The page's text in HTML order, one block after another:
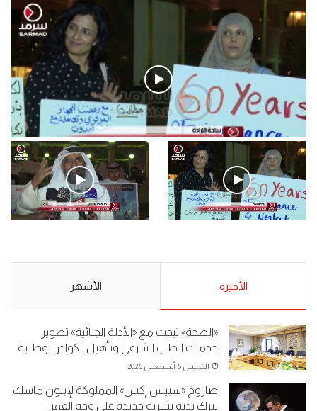
فيديو
.وقفة احتجاجية رمزية لـ”#البدون” في ساحة الإرادة 4-5-2019.
الأحد 5 مايو 2019
5-2019.
نبيع مخدرات يعني ولا خمر؟!.
الأخيرة الأشهر
«الصحة» تبحث مع «الأدلة الجنائية» تطوير
خدمات الطب الشرعي وتأهيل الكوادر الوطنية
الخميس 6 أغسطس 2026
صاروخ «سبيس إكس» المملوكة لإيلون ماسك
يترك ندبة بشرية جديدة على وجه القمر